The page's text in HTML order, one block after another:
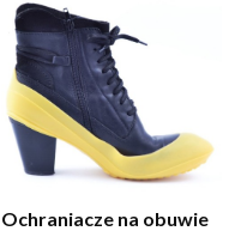
Ochraniacze na obuwie